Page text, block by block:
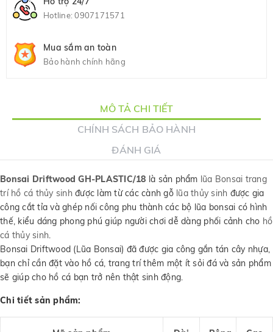
Hotline:0907171571
Mua sắm an toàn
Bảo hành chính hãng
MÔ TẢ CHI TIẾT
CHÍNH SÁCH BẢO HÀNH
ĐÁNH GIÁ
Bonsai Driftwood GH-PLASTIC/18 là sản phẩm lũa Bonsai trang
trí hồ cá thủy sinhđược làm từ các cành gỗ lũa thủy sinh được gia
công cắt tỉa và ghép nối công phu thành các bộ lũa bonsai có hình
thế, kiểu dáng phong phú giúp người chơi dễ dàng phối cảnh cho hồ
cá thủy sinh.
Bonsai Driftwood (Lũa Bonsai) đã được gia công gắn tán cây nhựa,
bạn chỉ cần đặt vào hồ cá, trang trí thêm một ít sỏi đá và sản phẩm
sẽ giúp cho hồ cá bạn trở nên thật sinh động.
Chi tiết sản phẩm: